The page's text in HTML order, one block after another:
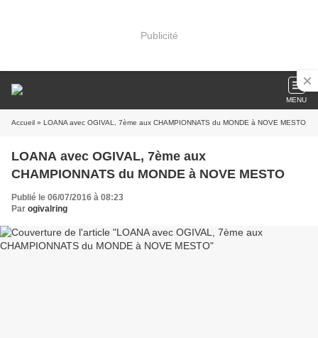
Publicité
MENU
Accueil » LOANA avec OGIVAL, 7ème aux CHAMPIONNATS du MONDE à NOVE MESTO
LOANA avec OGIVAL, 7ème aux
CHAMPIONNATS du MONDE à NOVE MESTO
Publié le 06/07/2016 à 08:23
Par ogivalring